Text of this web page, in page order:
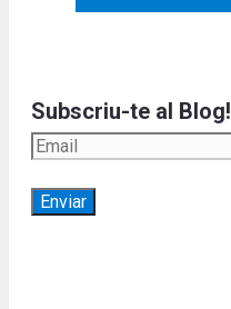
Subscriu-te al Blog!